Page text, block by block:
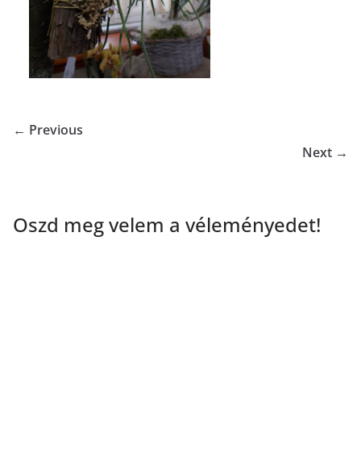
← Previous
Next →
Oszd meg velem a véleményedet!